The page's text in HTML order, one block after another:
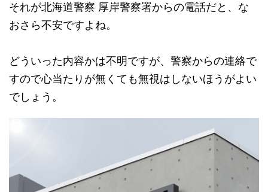
それが北海道警察 厚岸警察署からの電話だと、な
おさら不安ですよね。
どういった内容かは不明ですが、警察からの連絡で
すので心当たりが無くても無視はしないほうがよい
でしょう。